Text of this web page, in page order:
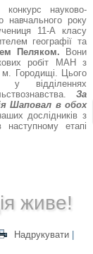
конкурс науково-
навчального року
11-А класу
географії та
Пеляком. Вони
робіт МАН з
м. Городищі. Цього
у відділеннях
За
Шаповал в обох
дослідників з
етапі
живе!
Надрукувати